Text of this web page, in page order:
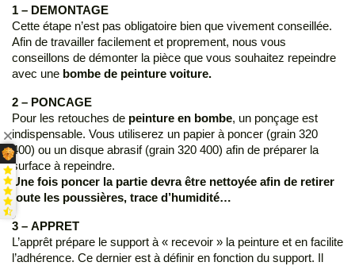
1 – DEMONTAGE
Cette étape n’est pas obligatoire bien que vivement conseillée.
Afin de travailler facilement et proprement, nous vous
conseillons de démonter la pièce que vous souhaitez repeindre
avec une bombe de peinture voiture.
2 – PONCAGE
Pour les retouches de peinture en bombe, un ponçage est
indispensable. Vous utiliserez un papier à poncer (grain 320
400) ou un disque abrasif (grain 320 400) afin de préparer la
surface à repeindre.
Une fois poncer la partie devra être nettoyée afin de retirer
toute les poussières, trace d’humidité…
3 – APPRET
L’apprêt prépare le support à « recevoir » la peinture et en facilite
l’adhérence. Ce dernier est à définir en fonction du support. Il